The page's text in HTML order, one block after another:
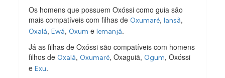
Os homens que possuem Oxóssi como guia são
mais compatíveis com filhas de Oxumaré,Iansã,
Oxalá,Ewá, Oxum eIemanjá.
Já as filhas de Oxóssi são compatíveis com homens
filhos de Oxalá, Oxumaré, Oxaguiã, Ogum, Oxóssi
eExu.